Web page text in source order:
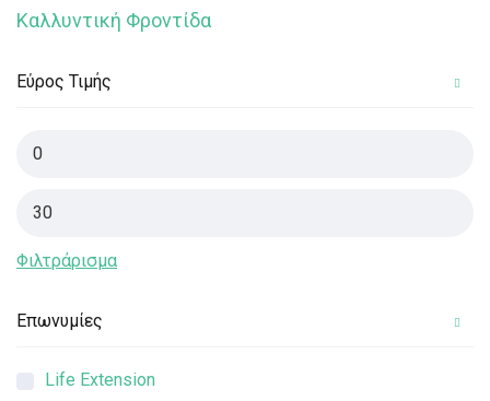
Καλλυντική Φροντίδα
Εύρος Τιμής
Φιλτράρισμα
Επωνυμίες
Life Extension